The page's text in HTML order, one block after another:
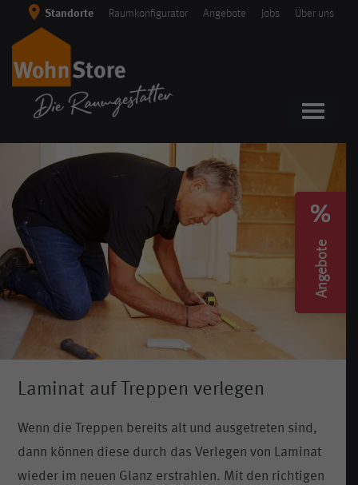
Angebote
content
Standorte Raumkonfigurator Angebote Jobs Über uns
Laminat auf Treppen verlegen
Wenn die Treppen bereits alt und ausgetreten sind,
dann können diese durch das Verlegen von Laminat
wieder im neuen Glanz erstrahlen. Mit den richtigen